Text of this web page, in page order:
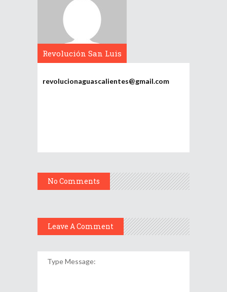
Revolución San Luis
revolucionaguascalientes@gmail.com
No Comments
Leave A Comment